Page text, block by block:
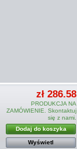
zł 286.58
PRODUKCJA NA
ZAMÓWIENIE. Skontaktuj
się z nami.
Dodaj do koszyka
Wyświetl